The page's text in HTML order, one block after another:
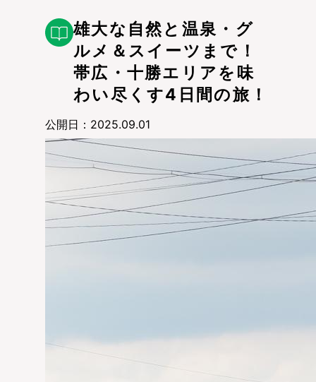
雄大な自然と温泉・グ
ルメ＆スイーツまで！
帯広・十勝エリアを味
わい尽くす4日間の旅！
公開日：2025.09.01